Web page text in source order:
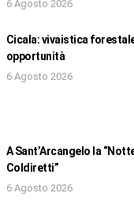
6 Agosto 2026
Cicala: vivaistica
opportunità
6 Agosto 2026
A Sant’Arcangelo la
Coldiretti”
6 Agosto 2026